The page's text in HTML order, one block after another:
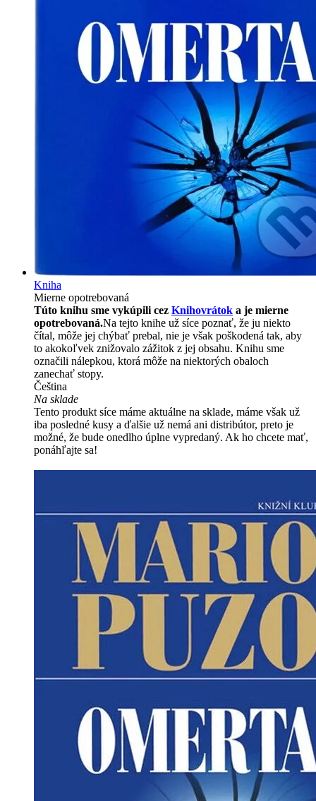
Kniha
Mierne opotrebovaná
Túto knihu sme vykúpili cez Knihovrátok a je mierne
opotrebovaná.Na tejto knihe už síce poznať, že ju niekto
čítal, môže jej chýbať prebal, nie je však poškodená tak, aby
to akokoľvek znižovalo zážitok z jej obsahu. Knihu sme
označili nálepkou, ktorá môže na niektorých obaloch
zanechať stopy.
Čeština
Na sklade
Tento produkt síce máme aktuálne na sklade, máme však už
iba posledné kusy a ďalšie už nemá ani distribútor, preto je
možné, že bude onedlho úplne vypredaný. Ak ho chcete mať,
ponáhľajte sa!